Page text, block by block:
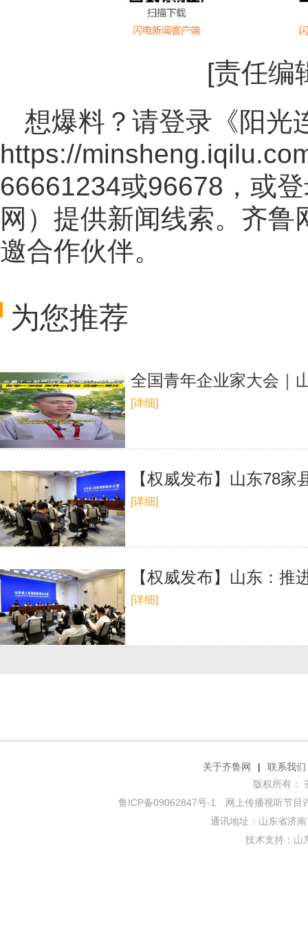
[责任编
想爆料？请登录《阳光
https://
66661234或96678，或
网 ）提供新闻线索。齐鲁
邀合作伙伴。
为您推荐
全国青年企业家大会｜
[详细]
【权威发布】山东78家
[详细]
【权威发布】山东：
[详细]
关于齐鲁网 |
联系我们
版权所有：
鲁ICP备09062847号-1 网上传播视听节目
通讯地址：山东省济
技术支持： 山